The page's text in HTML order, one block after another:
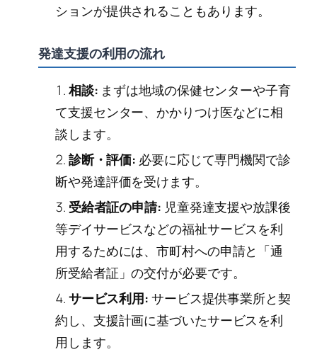
ションが提供されることもあります。
発達支援の利用の流れ
相談: まずは地域の保健センターや子育
て支援センター、かかりつけ医などに相
談します。
診断・評価: 必要に応じて専門機関で診
断や発達評価を受けます。
受給者証の申請: 児童発達支援や放課後
等デイサービスなどの福祉サービスを利
用するためには、市町村への申請と「通
所受給者証」の交付が必要です。
サービス利用:サービス提供事業所と契
約し、支援計画に基づいたサービスを利
用します。